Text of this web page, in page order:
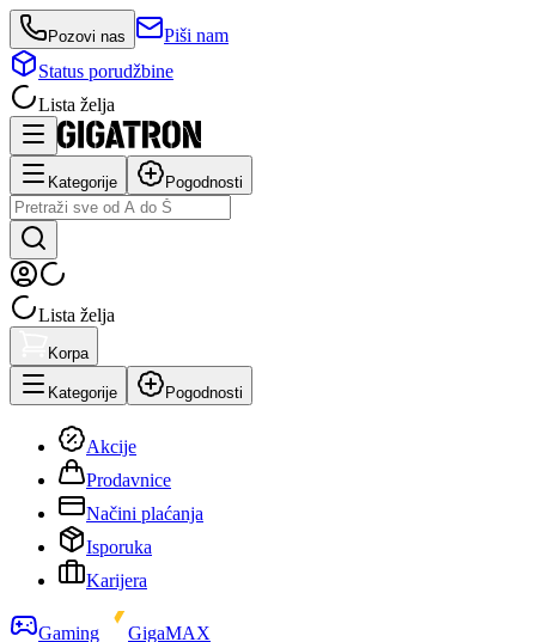
Pozovi nas
Piši nam
Status porudžbine
Lista želja
Kategorije Pogodnosti
Lista želja
Korpa
Kategorije Pogodnosti
Akcije
Prodavnice
Načini plaćanja
Isporuka
Karijera
Gaming
GigaMAX